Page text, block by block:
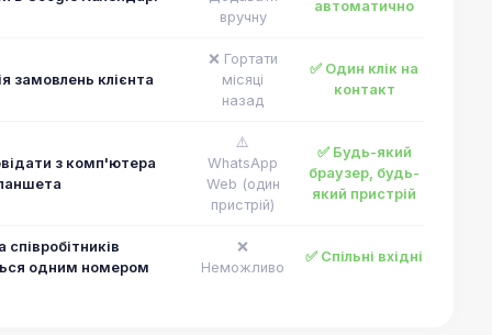
вручну
автоматично
замовлень клієнта
❌ Гортати
місяці
назад
✅ Один клік на
контакт
з комп'ютера
⚠️
WhatsApp
Web (один
пристрій)
✅ Будь-який
браузер, будь-
який пристрій
співробітників
одним номером
❌
Неможливо
✅ Спільні вхідні